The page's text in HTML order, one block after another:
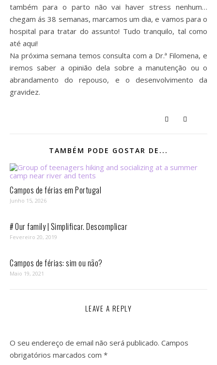
também para o parto não vai haver stress nenhum…
chegam ás 38 semanas, marcamos um dia, e vamos para o
hospital para tratar do assunto! Tudo tranquilo, tal como
até aqui!
Na próxima semana temos consulta com a Dr.ª Filomena, e
iremos saber a opinião dela sobre a manutenção ou o
abrandamento do repouso, e o desenvolvimento da
gravidez.
TAMBÉM PODE GOSTAR DE...
Campos de férias em Portugal
Junho 15, 2026
# Our family | Simplificar. Descomplicar
Fevereiro 20, 2019
Campos de férias: sim ou não?
Maio 19, 2021
LEAVE A REPLY
O seu endereço de email não será publicado. Campos
obrigatórios marcados com *